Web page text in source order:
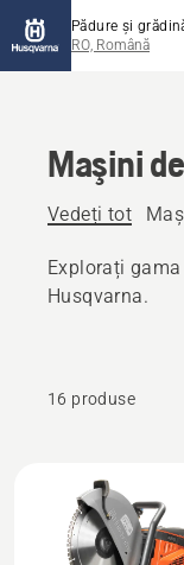
Pădure și
RO, Română
Maşini
Vedeți tot
Explorați
Husqvarna.
16 produse
produsele